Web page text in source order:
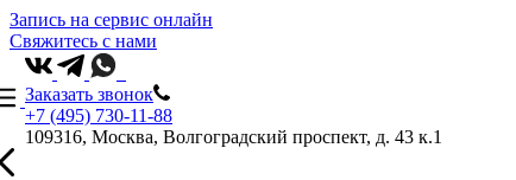
Запись на сервис онлайн
Свяжитесь с нами
Заказать звонок
+7 (495) 730-11-88
109316, Москва, Волгоградский проспект, д. 43 к.1